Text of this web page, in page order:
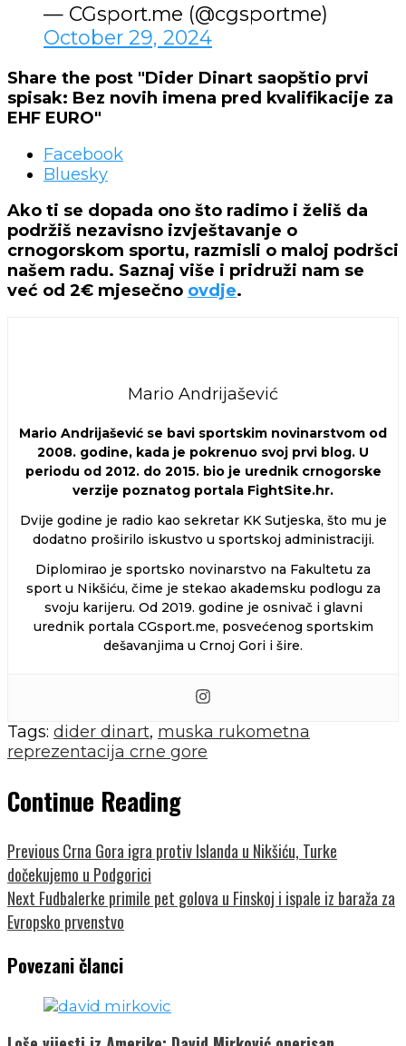
— CGsport.me (@cgsportme)
October 29, 2024
Share the post "Dider Dinart saopštio prvi
spisak: Bez novih imena pred kvalifikacije za
EHF EURO"
Facebook
Bluesky
Ako ti se dopada ono što radimo i želiš da
podržiš nezavisno izvještavanje o
crnogorskom sportu, razmisli o maloj podršci
našem radu. Saznaj više i pridruži nam se
već od 2€ mjesečno ovdje.
Mario Andrijašević
Mario Andrijašević se bavi sportskim novinarstvom od
2008. godine, kada je pokrenuo svoj prvi blog. U
periodu od 2012. do 2015. bio je urednik crnogorske
verzije poznatog portala FightSite.hr.
Dvije godine je radio kao sekretar KK Sutjeska, što mu je
dodatno proširilo iskustvo u sportskoj administraciji.
Diplomirao je sportsko novinarstvo na Fakultetu za
sport u Nikšiću, čime je stekao akademsku podlogu za
svoju karijeru. Od 2019. godine je osnivač i glavni
urednik portala CGsport.me, posvećenog sportskim
dešavanjima u Crnoj Gori i šire.
Tags: dider dinart, muska rukometna
reprezentacija crne gore
Continue Reading
PreviousCrna Gora igra protiv Islanda u Nikšiću, Turke
dočekujemo u Podgorici
Next Fudbalerke primile pet golova u Finskoj i ispale iz baraža za
Evropsko prvenstvo
Povezani članci